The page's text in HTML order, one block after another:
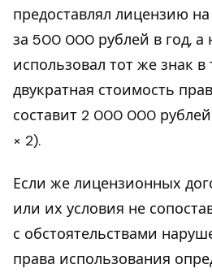
предоставлял лицензию
за 500 000 рублей в год, а
использовал тот же знак в
двукратная стоимость
составит 2 000 000
× 2).
Если же лицензионных
или их условия не
с обстоятельствами
права использования